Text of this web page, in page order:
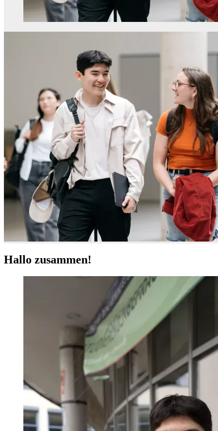
Hallo zusammen!